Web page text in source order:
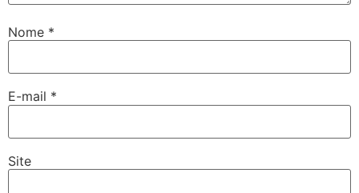
Nome *
E-mail *
Site